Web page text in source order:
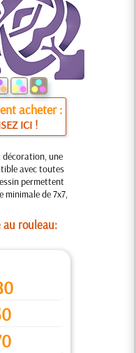
acheter :
ICI !
une
avec toutes
permettent
minimale de 7x7,
rouleau: